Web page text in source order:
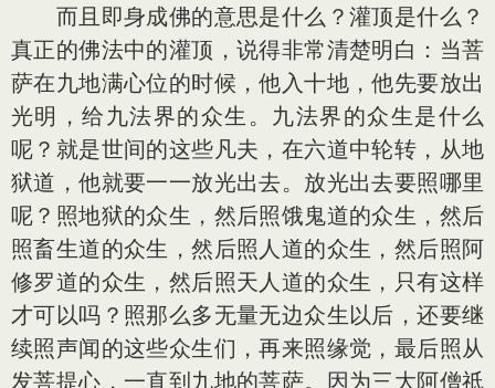
而且即身成佛的意思是什么？灌顶是什么？
真正的佛法中的灌顶，说得非常清楚明白：当菩
萨在九地满心位的时候，他入十地，他先要放出
光明，给九法界的众生。九法界的众生是什么
呢？就是世间的这些凡夫，在六道中轮转，从地
狱道，他就要一一放光出去。放光出去要照哪里
呢？照地狱的众生，然后照饿鬼道的众生，然后
照畜生道的众生，然后照人道的众生，然后照阿
修罗道的众生，然后照天人道的众生，只有这样
才可以吗？照那么多无量无边众生以后，还要继
续照声闻的这些众生们，再来照缘觉，最后照从
发菩提心，一直到九地的菩萨。因为三大阿僧祇